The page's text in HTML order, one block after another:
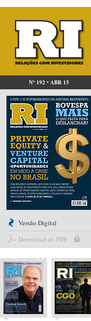
Nº 192 • ABR 15
Versão Digital
Download do PDF